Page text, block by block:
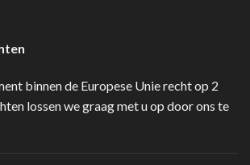
binnen de Europese Unie recht op 2
lossen we graag met u op door ons te